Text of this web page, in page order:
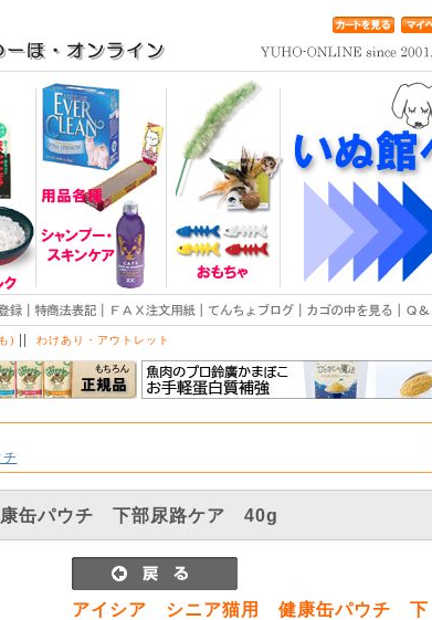
) || わけあり・アウトレット
缶パウチ 下部尿路ケア 40g
アイシア シニア猫用 健康缶パウチ 下